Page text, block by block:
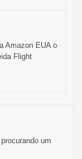
Amazon EUA o
Flight
um